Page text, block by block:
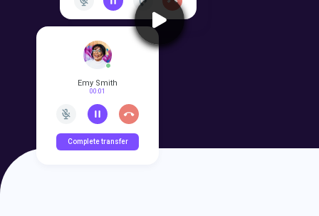
Emy Smith
00:01
Complete transfer